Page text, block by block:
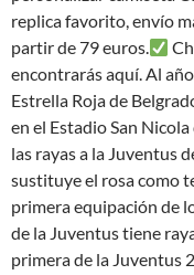
replica favorito, envío
partir de 79 euros.
encontrarás aquí. Al
Estrella Roja de
en el Estadio San
las rayas a la Juventus
sustituye el rosa como
primera equipación de
de la Juventus tiene
primera de la Juventus